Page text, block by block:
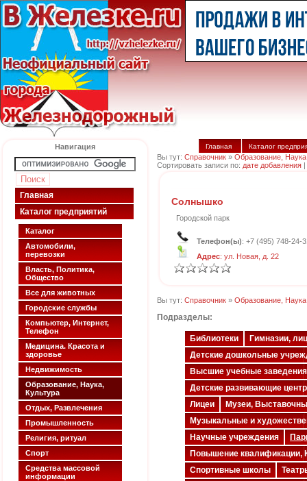
Навигация
Главная
Каталог предприятий
Каталог
Автомобили,
перевозки
Власть, Политика,
Общество
Все для животных
Городские службы
Компьютер, Интернет,
Телефон
Медицина. Красота и
здоровье
Недвижимость
Образование, Наука,
Культура
Отдых, Развлечения
Промышленность
Религия, ритуал
Спорт
Средства массовой
информации
Главная Каталог
Вы тут: Справочник » Образование,
Сортировать записи по: дате добавления |
Солнышко
Городской парк
Телефон(ы): +7 (495) 748-24-
Адрес: ул. Новая, д. 22
Вы тут: Справочник » Образование,
Подразделы:
Библиотеки
Гимназии,
Детские дошкольные
Высшие учебные заведения
Детские развивающие
Лицеи
Музеи,
Музыкальные и
Научные учреждения
Повышение квалификации,
Спортивные школы